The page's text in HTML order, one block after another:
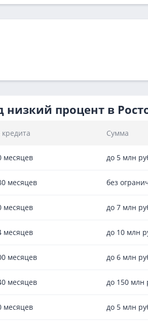
процент в
Сумма
месяцев до 5 млн
месяцев без
месяцев до 7 млн
месяцев до 10 млн
месяцев до 6 млн
месяцев до 150 млн
месяцев до 5 млн